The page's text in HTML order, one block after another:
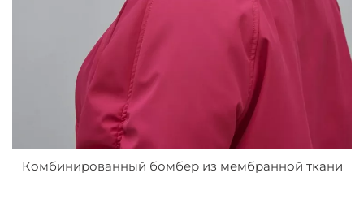
Комбинированный бомбер из мембранной ткани